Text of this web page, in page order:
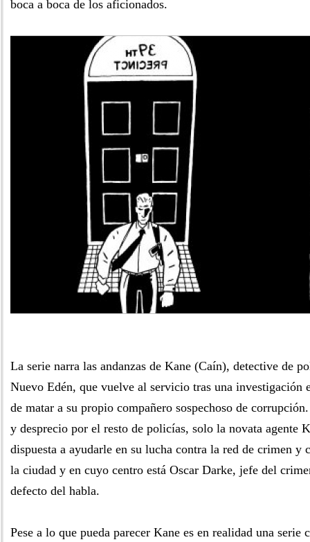
boca a boca de los aficionados.
La serie narra las andanzas de Kane (Caín), detective de
Nuevo Edén, que vuelve al servicio tras una investigación
de matar a su propio compañero sospechoso de
y desprecio por el resto de policías, solo la novata agente
dispuesta a ayudarle en su lucha contra la red de crimen y
la ciudad y en cuyo centro está Oscar Darke, jefe del
defecto del habla.
Pese a lo que pueda parecer Kane es en realidad una serie